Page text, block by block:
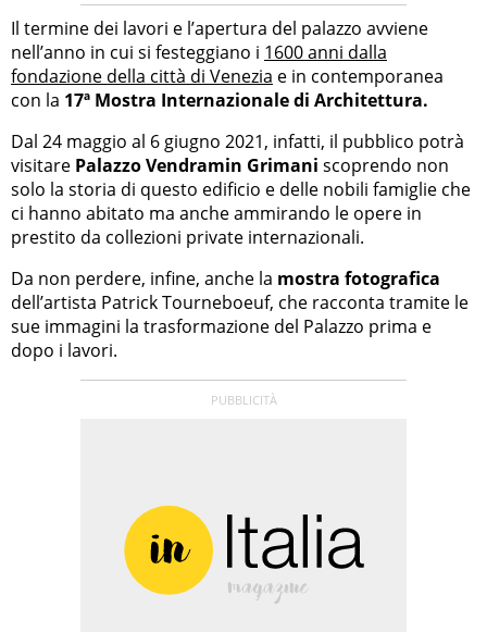
Il termine dei lavori e l’apertura del palazzo avviene
nell’anno in cui si festeggiano i 1600 anni dalla
fondazione della città di Venezia e in contemporanea
con la 17ª Mostra Internazionale di Architettura.
Dal 24 maggio al 6 giugno 2021, infatti, il pubblico potrà
visitare Palazzo Vendramin Grimani scoprendo non
solo la storia di questo edificio e delle nobili famiglie che
ci hanno abitato ma anche ammirando le opere in
prestito da collezioni private internazionali.
Da non perdere, infine, anche la mostra fotografica
dell’artista Patrick Tourneboeuf, che racconta tramite le
sue immagini la trasformazione del Palazzo prima e
dopo i lavori.